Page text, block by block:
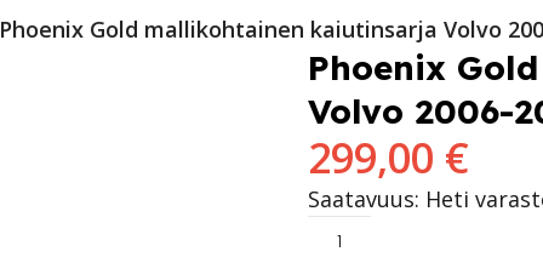
Phoenix Gold mallikohtainen kaiutinsarja Volvo
Phoenix
Volvo 2006-
299,00 €
Saatavuus: Heti